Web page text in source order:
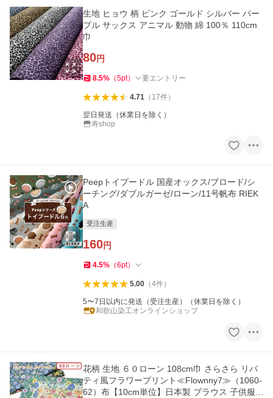
生地 ヒョウ 柄 ピンク ゴールド シルバー パー
プル サックス アニマル 動物 綿 100％ 110cm
巾
80円
8.5% （5pt） 要エントリー
4.71（ 17件）
翌日発送（休業日を除く）
寿shop
Peepトイプードル 国産オックス/ブロード/シ
ーチング/ダブルガーゼ/ローン/11号帆布 RIEK
A
受注生産
160円
4.5% （6pt）
5.00（4件）
5〜7日以内に発送（受注生産）（休業日を除く）
和歌山染工オンラインショップ
花柄 生地 ６０ローン 108cm巾 さらさら リバ
ティ風フラワープリント≪Flownny7≫（1060-
62）布【10cm単位】日本製 ブラウス 子供服